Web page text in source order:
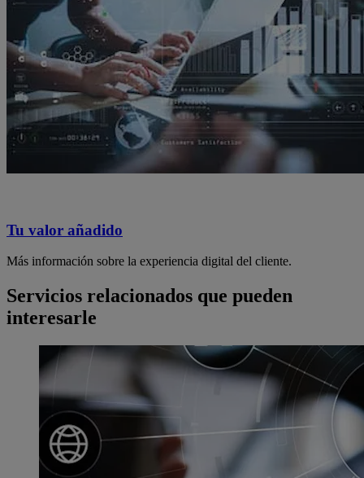
Tu valor añadido
Más información sobre la experiencia digital del cliente.
Servicios relacionados que pueden
interesarle